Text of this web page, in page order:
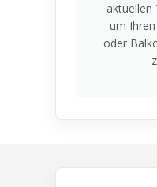
aktuellen
um
oder